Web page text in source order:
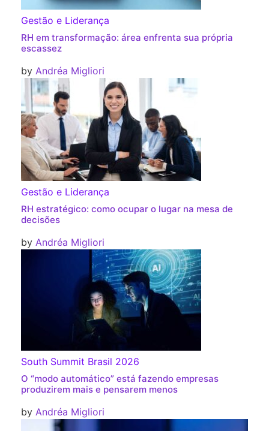
Gestão e Liderança
RH em transformação: área enfrenta sua própria
escassez
by Andréa Migliori
Gestão e Liderança
RH estratégico: como ocupar o lugar na mesa de
decisões
by Andréa Migliori
South Summit Brasil 2026
O “modo automático” está fazendo empresas
produzirem mais e pensarem menos
by Andréa Migliori